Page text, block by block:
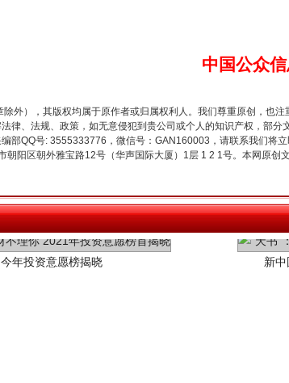
中国公众信
外），其版权均属于原作者或归属权利人。我们尊重原创，也
律、法规、政策，如无意侵犯到贵公司或个人的知识产权，部分
部QQ号: 3555333776，微信号：GAN160003，请联系我们将
阳区朝外雅宝路12号（华声国际大厦）1层 1 2 1号。本网原创